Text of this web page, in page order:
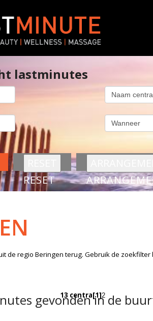
lastminutes
RESET
de regio Beringenterug. Gebruik de zoekfilter
gevonden in de
13 centra[1]2